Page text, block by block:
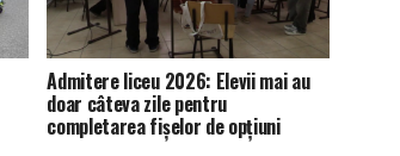
Admitere liceu 2026: Elevii mai au
doar câteva zile pentru
completarea fișelor de opțiuni